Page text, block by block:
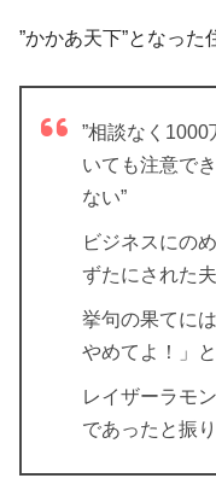
”かかあ天下”となっ
”相談なく1000
いても注意で
ない”
ビジネスにの
ずたにされた
挙句の果てに
やめてよ！」
レイザーラモ
であったと振り